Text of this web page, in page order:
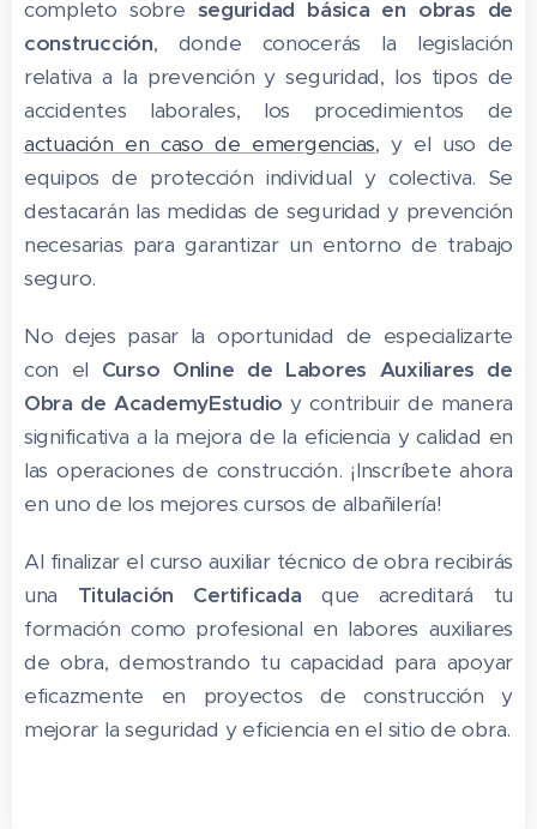
completo sobre seguridad básica en obras de
construcción, donde conocerás la legislación
relativa a la prevención y seguridad, los tipos de
accidentes laborales, los procedimientos de
actuación en caso de emergencias, y el uso de
equipos de protección individual y colectiva. Se
destacarán las medidas de seguridad y prevención
necesarias para garantizar un entorno de trabajo
seguro.
No dejes pasar la oportunidad de especializarte
con el Curso Online de Labores Auxiliares de
Obra de AcademyEstudio y contribuir de manera
significativa a la mejora de la eficiencia y calidad en
las operaciones de construcción. ¡Inscríbete ahora
en uno de los mejores cursos de albañilería!
Al finalizar el curso auxiliar técnico de obra recibirás
una Titulación Certificada que acreditará tu
formación como profesional en labores auxiliares
de obra, demostrando tu capacidad para apoyar
eficazmente en proyectos de construcción y
mejorar la seguridad y eficiencia en el sitio de obra.